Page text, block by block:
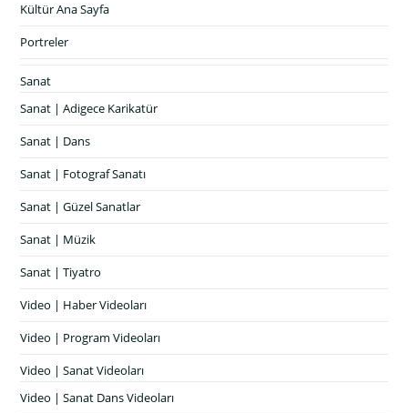
Kültür Ana Sayfa
Portreler
Sanat
Sanat | Adigece Karikatür
Sanat | Dans
Sanat | Fotograf Sanatı
Sanat | Güzel Sanatlar
Sanat | Müzik
Sanat | Tiyatro
Video | Haber Videoları
Video | Program Videoları
Video | Sanat Videoları
Video | Sanat Dans Videoları